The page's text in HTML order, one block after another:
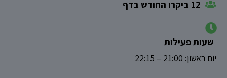
שעות פעילות
‏יום ראשון‏: 21:00‏ – ‏22:15‏‏